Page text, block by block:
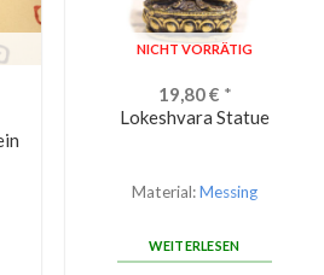
NICHT VORRÄTIG
19,80€ *
Lokeshvara Statue
Material:Messing
WEITERLESEN